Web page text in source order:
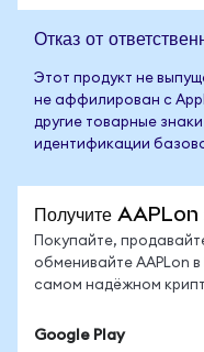
Отказ от
Этот продукт не
не аффилирован с
другие товарные
идентификации
Получите AAPLon
Покупайте,
обменивайте AAPLon
самом надёжном
Google Play